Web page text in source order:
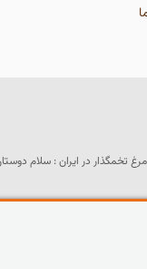
در ایران : سلام